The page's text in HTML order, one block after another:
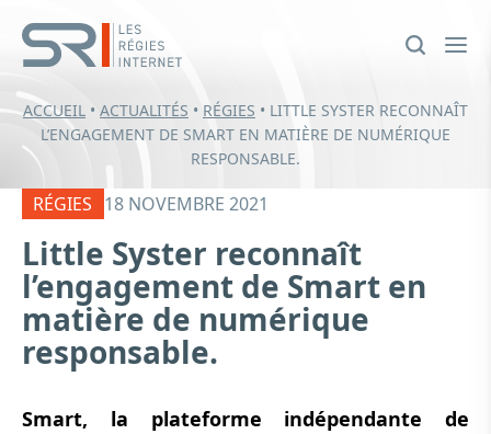
ACCUEIL • ACTUALITÉS • RÉGIES • LITTLE SYSTER RECONNAÎT
L’ENGAGEMENT DE SMART EN MATIÈRE DE NUMÉRIQUE
RESPONSABLE.
RÉGIES 18 NOVEMBRE 2021
Little Syster reconnaît
l’engagement de Smart en
matière de numérique
responsable.
Smart, la plateforme indépendante de